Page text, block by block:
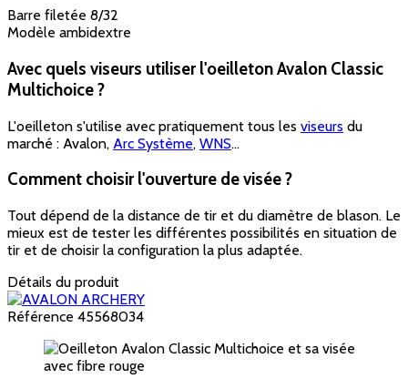
Barre filetée 8/32
Modèle ambidextre
Avec quels viseurs utiliser l'oeilleton Avalon Classic
Multichoice ?
L'oeilleton s'utilise avec pratiquement tous les viseurs du
marché : Avalon, Arc Système, WNS...
Comment choisir l'ouverture de visée ?
Tout dépend de la distance de tir et du diamètre de blason. Le
mieux est de tester les différentes possibilités en situation de
tir et de choisir la configuration la plus adaptée.
Détails du produit
Référence 45568034